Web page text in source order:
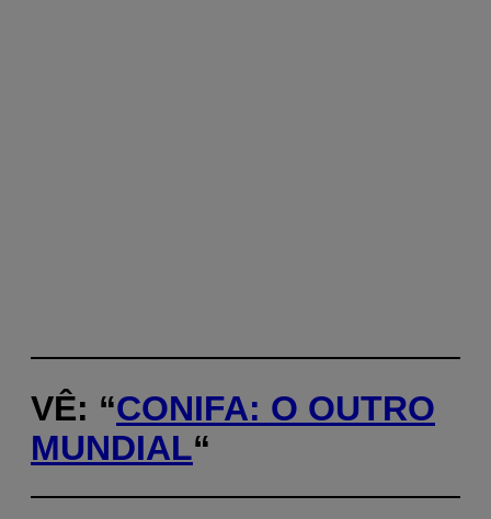
VÊ: “CONIFA: O OUTRO
MUNDIAL“